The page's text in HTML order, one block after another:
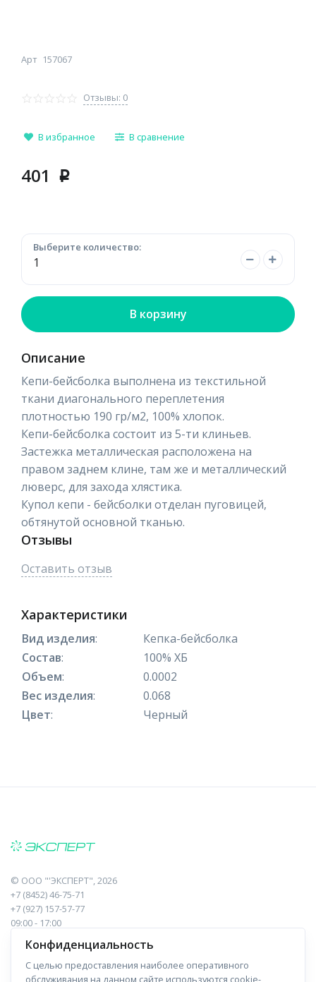
Арт 157067
Отзывы: 0
В избранное В сравнение
401 p
Выберите количество:
В корзину
Описание
Кепи-бейсболка выполнена из текстильной
ткани диагонального переплетения
плотностью 190 гр/м2, 100% хлопок.
Кепи-бейсболка состоит из 5-ти клиньев.
Застежка металлическая расположена на
правом заднем клине, там же и металлический
люверс, для захода хлястика.
Купол кепи - бейсболки отделан пуговицей,
обтянутой основной тканью.
Отзывы
Оставить отзыв
Характеристики
Вид изделия:
Кепка-бейсболка
Состав:
100% ХБ
Объем:
0.0002
Вес изделия:
0.068
Цвет: Черный
© ООО "'ЭКСПЕРТ", 2026
+7 (8452) 46-75-71
+7 (927) 157-57-77
09:00 - 17:00
410017, Саратов, Пугачева, 10 к1, оф.23
Навигация Информация
Конфиденциальность
С целью предоставления наиболее оперативного
обслуживания на данном сайте используются cookie-